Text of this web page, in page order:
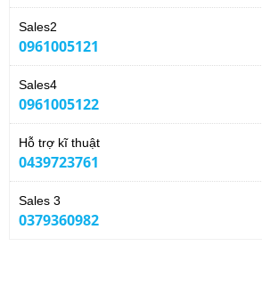
Sales2
0961005121
Sales4
0961005122
Hỗ trợ kĩ thuật
0439723761
Sales 3
0379360982